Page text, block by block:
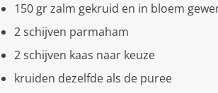
150 gr zalm gekruid en in bloem
2 schijven parmaham
2 schijven kaas naar keuze
kruiden dezelfde als de puree